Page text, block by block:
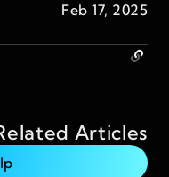
Feb 17, 2025
Articles